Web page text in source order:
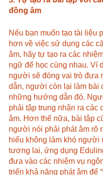
đồng âm
Nếu bạn muốn tạo tài liệu
hơn về việc sử dụng các
âm, hãy tự tạo ra các
ngữ để học cùng nhau. Ví
người sẽ đóng vai trò đưa
dẫn, người còn lại làm bài
những hướng dẫn đó.
phải tập trung nhận ra các
âm. Hơn thế nữa, bài tập
người nói phải phát âm rõ
hiểu không làm khó người
tương lai, ứng dụng
đưa vào các nhiệm vụ
triển khả năng phát âm để